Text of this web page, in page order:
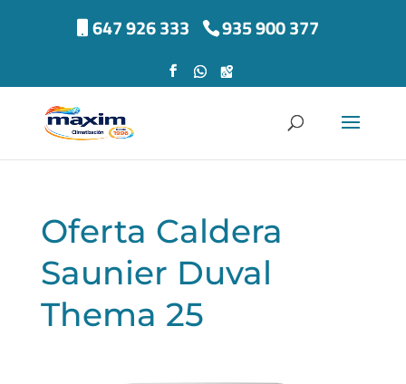
647 926 333 935 900 377
Oferta Caldera
Saunier Duval
Thema 25